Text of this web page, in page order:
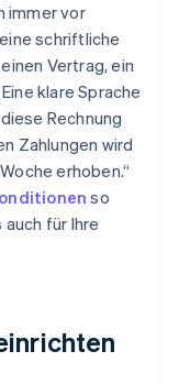
immer vor
schriftliche
Vertrag, ein
klare Sprache
Rechnung
Zahlungen wird
erhoben.“
so
für Ihre